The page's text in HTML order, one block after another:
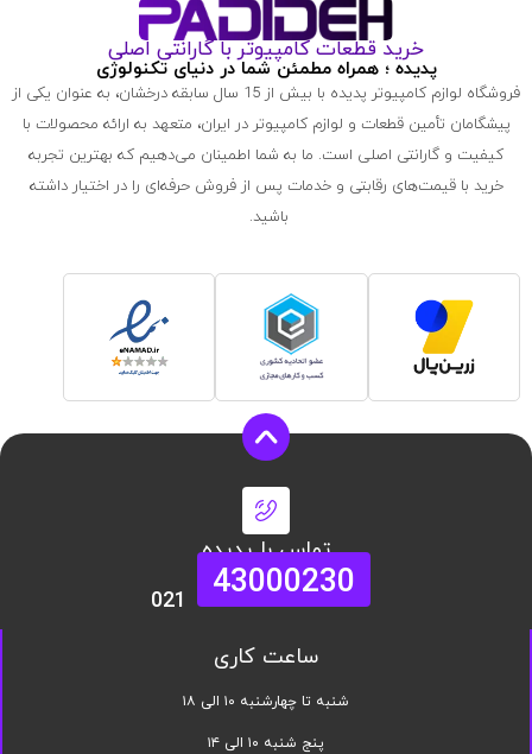
خرید قطعات کامپیوتر با گارانتی اصلی
پدیده ؛ همراه مطمئن شما در دنیای تکنولوژی
فروشگاه لوازم کامپیوتر پدیده با بیش از 15 سال سابقه درخشان، به عنوان یکی از
پیشگامان تأمین قطعات و لوازم کامپیوتر در ایران، متعهد به ارائه محصولات با
کیفیت و گارانتی اصلی است. ما به شما اطمینان می‌دهیم که بهترین تجربه
خرید با قیمت‌های رقابتی و خدمات پس از فروش حرفه‌ای را در اختیار داشته
باشید.
تماس با پدیده
43000230
021
ساعت کاری
شنبه تا چهارشنبه ۱۰ الی ۱۸
پنج شنبه ۱۰ الی ۱۴